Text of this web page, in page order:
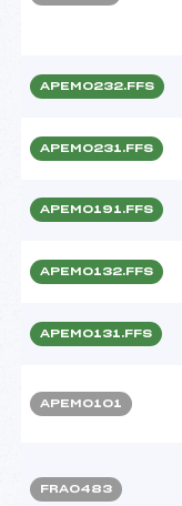
APEM0232.FFS
APEM0231.FFS
APEM0191.FFS
APEM0132.FFS
APEM0131.FFS
APEM0101
FRA0483